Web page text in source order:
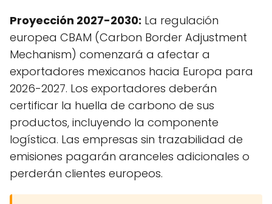
Proyección 2027-2030: La regulación
europea CBAM (Carbon Border Adjustment
Mechanism) comenzará a afectar a
exportadores mexicanos hacia Europa para
2026-2027. Los exportadores deberán
certificar la huella de carbono de sus
productos, incluyendo la componente
logística. Las empresas sin trazabilidad de
emisiones pagarán aranceles adicionales o
perderán clientes europeos.